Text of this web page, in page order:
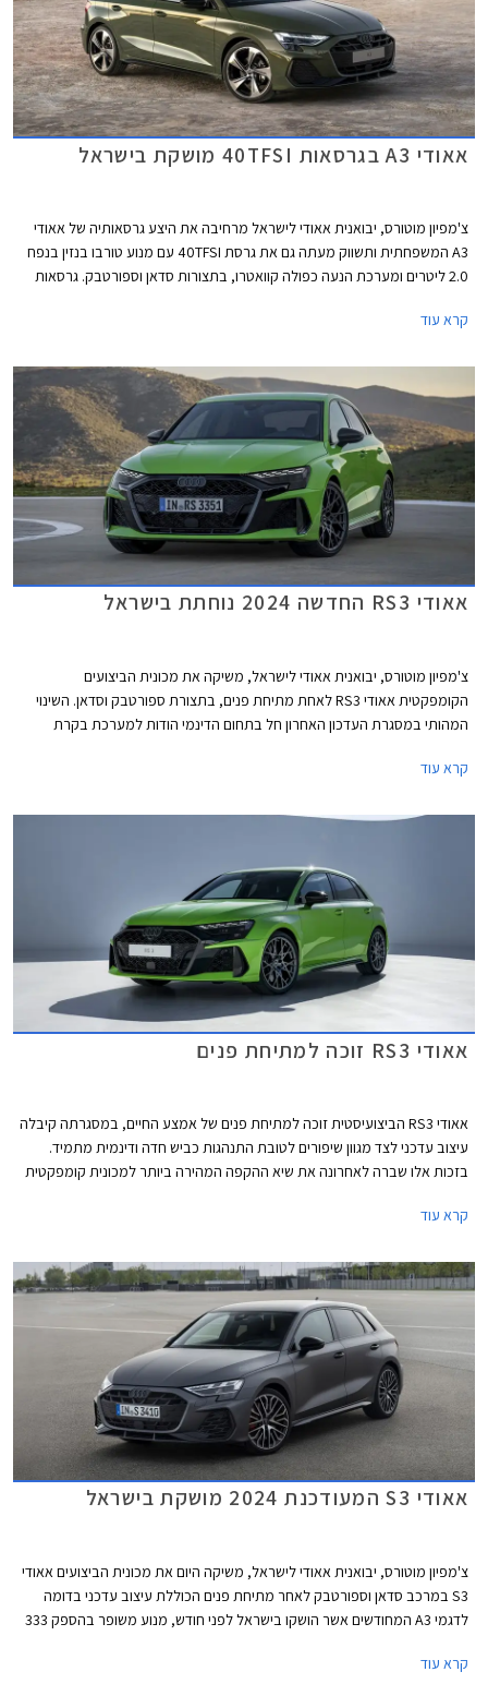
אאודי A3 בגרסאות 40TFSI מושקת בישראל
צ'מפיון מוטורס, יבואנית אאודי לישראל מרחיבה את היצע גרסאותיה של אאודי
A3 המשפחתית ותשווק מעתה גם את גרסת 40TFSI עם מנוע טורבו בנזין בנפח
2.0 ליטרים ומערכת הנעה כפולה קוואטרו, בתצורות סדאן וספורטבק. גרסאות
לא זול אך ביחס למתחרים הישירים מבית מרצדס וב.מ.וו וביחס ליחידת ההנעה
המותג בישראל אשר סובל מירידה במכירות.
קרא עוד
אאודי RS3 החדשה 2024 נוחתת בישראל
צ'מפיון מוטורס, יבואנית אאודי לישראל, משיקה את מכונית הביצועים
הקומפקטית אאודי RS3 לאחת מתיחת פנים, בתצורת ספורטבק וסדאן. השינוי
המהותי במסגרת העדכון האחרון חל בתחום הדינמי הודות למערכת בקרת
קרא עוד
אאודי RS3 זוכה למתיחת פנים
אאודי RS3 הביצועיסטית זוכה למתיחת פנים של אמצע החיים, במסגרתה קיבלה
עיצוב עדכני לצד מגוון שיפורים לטובת התנהגות כביש חדה ודינמית מתמיד.
בזכות אלו שברה לאחרונה את שיא ההקפה המהירה ביותר למכונית קומפקטית
קרא עוד
אאודי S3 המעודכנת 2024 מושקת בישראל
צ'מפיון מוטורס, יבואנית אאודי לישראל, משיקה היום את מכונית הביצועים אאודי
S3 במרכב סדאן וספורטבק לאחר מתיחת פנים הכוללת עיצוב עדכני בדומה
לדגמי A3 המחודשים אשר הושקו בישראל לפני חודש, מנוע משופר בהספק 333
קרא עוד